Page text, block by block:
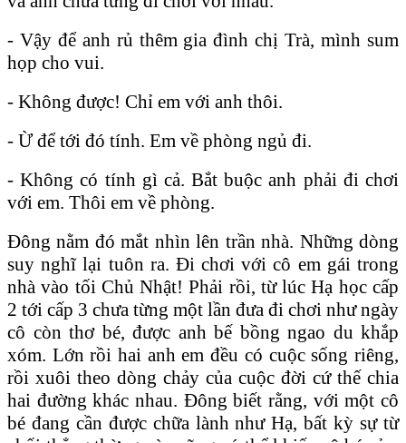
- Vậy để anh rủ thêm gia đình chị Trà, mình sum
họp cho vui.
- Không được! Chỉ em với anh thôi.
- Ừ để tới đó tính. Em về phòng ngủ đi.
- Không có tính gì cả. Bắt buộc anh phải đi chơi
với em. Thôi em về phòng.
Đông nằm đó mắt nhìn lên trần nhà. Những dòng
suy nghĩ lại tuôn ra. Đi chơi với cô em gái trong
nhà vào tối Chủ Nhật! Phải rồi, từ lúc Hạ học cấp
2 tới cấp 3 chưa từng một lần đưa đi chơi như ngày
cô còn thơ bé, được anh bế bồng ngao du khắp
xóm. Lớn rồi hai anh em đều có cuộc sống riêng,
rồi xuôi theo dòng chảy của cuộc đời cứ thế chia
hai đường khác nhau. Đông biết rằng, với một cô
bé đang cần được chữa lành như Hạ, bất kỳ sự từ